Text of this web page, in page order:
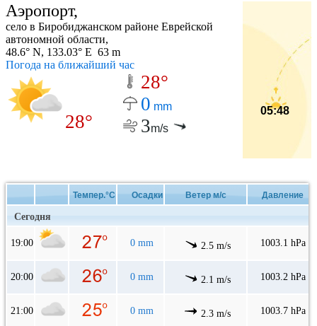
Аэропорт,
село в Биробиджанском районе Еврейской
автономной области,
48.6° N, 133.03° E 63 m
Погода на ближайший час
28°
28°
0 mm
3m/s
05:48
Темпер.°C Осадки Ветер м/с Давление
Сегодня
19:00 0 mm 2.5 m/s 1003.1 hPa
20:00 0 mm 2.1 m/s 1003.2 hPa
21:00 0 mm 2.3 m/s 1003.7 hPa